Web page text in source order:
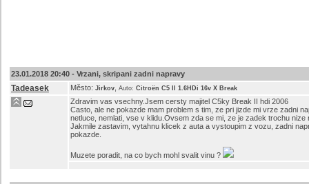
23.01.2018 20:40 - Vrzani, skripani zadni napravy
Tadeasek Město: Jirkov Auto: Citroën C5 II 1.6HDi 16v X Break
Zdravim vas vsechny.Jsem cersty majitel C5ky Break II hdi 2006
Casto, ale ne pokazde mam problem s tim, ze pri jizde mi vrze zadni
netluce, nemlati, vse v klidu.Ovsem zda se mi, ze je zadek trochu nize
Jakmile zastavim, vytahnu klicek z auta a vystoupim z vozu, zadni
pokazde.
Muzete poradit, na co bych mohl svalit vinu ?